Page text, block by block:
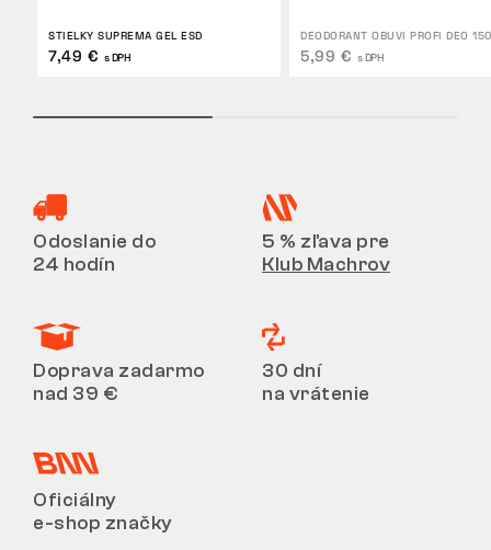
STIELKY SUPREMA GEL ESD
7,49 € s DPH
DEODORANT OBUVI PROFI DEO
5,99 € s DPH
Odoslanie do
24 hodín
5 % zľava pre
Klub Machrov
Doprava zadarmo
nad 39 €
30 dní
na vrátenie
Oficiálny
e-shop značky